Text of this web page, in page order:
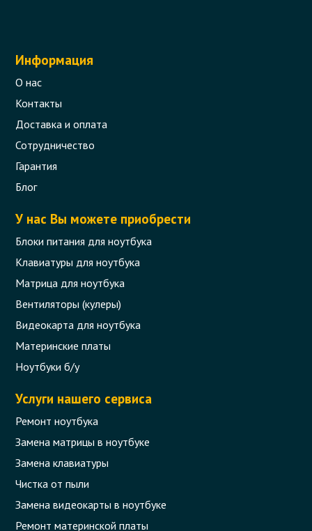
Информация
О нас
Контакты
Доставка и оплата
Сотрудничество
Гарантия
Блог
У нас Вы можете приобрести
Блоки питания для ноутбука
Клавиатуры для ноутбука
Матрица для ноутбука
Вентиляторы (кулеры)
Видеокарта для ноутбука
Материнские платы
Ноутбуки б/у
Услуги нашего сервиса
Ремонт ноутбука
Замена матрицы в ноутбуке
Замена клавиатуры
Чистка от пыли
Замена видеокарты в ноутбуке
Ремонт материнской платы